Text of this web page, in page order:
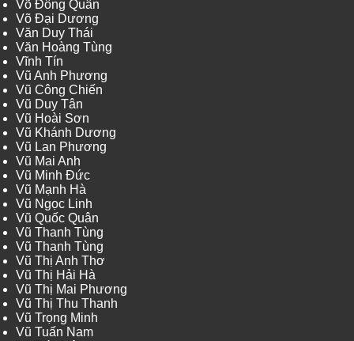
Võ Đông Quân
Võ Đại Dương
Văn Duy Thái
Văn Hoàng Tùng
Vĩnh Tín
Vũ Anh Phương
Vũ Công Chiến
Vũ Duy Tân
Vũ Hoài Sơn
Vũ Khánh Dương
Vũ Lan Phương
Vũ Mai Anh
Vũ Minh Đức
Vũ Mạnh Hà
Vũ Ngọc Linh
Vũ Quốc Quân
Vũ Thanh Tùng
Vũ Thanh Tùng
Vũ Thị Anh Thơ
Vũ Thị Hải Hà
Vũ Thị Mai Phương
Vũ Thị Thu Thanh
Vũ Trọng Minh
Vũ Tuấn Nam